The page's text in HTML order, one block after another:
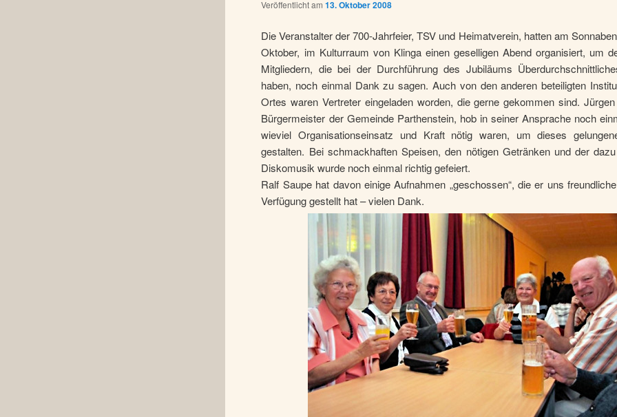
Veröffentlicht am13. Oktober 2008
Die Veranstalter der 700-Jahrfeier, TSV und Heimatverein, hatten am
Oktober, im Kulturraum von Klinga einen geselligen Abend organisiert, um
Mitgliedern, die bei der Durchführung des Jubiläums
haben, noch einmal Dank zu sagen. Auch von den anderen beteiligten
Ortes waren Vertreter eingeladen worden, die gerne gekommen sind.
Bürgermeister der Gemeinde Parthenstein, hob in seiner Ansprache noch
wieviel Organisationseinsatz und Kraft nötig waren, um dieses
gestalten. Bei schmackhaften Speisen, den nötigen Getränken und der
Diskomusik wurde noch einmal richtig gefeiert.
Ralf Saupe hat davon einige Aufnahmen „geschossen“, die er uns
Verfügung gestellt hat – vielen Dank.